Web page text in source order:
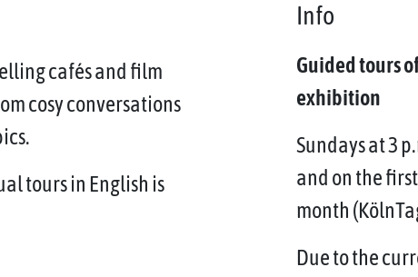
cafés and film
cosy conversations
tours in English is
Info
Guided tours
exhibition
Sundays at 3
and on the
month
Due to the